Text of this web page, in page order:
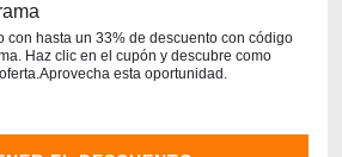
con hasta un 33% de descuento con código
Haz clic en el cupón y descubre como
esta oportunidad.